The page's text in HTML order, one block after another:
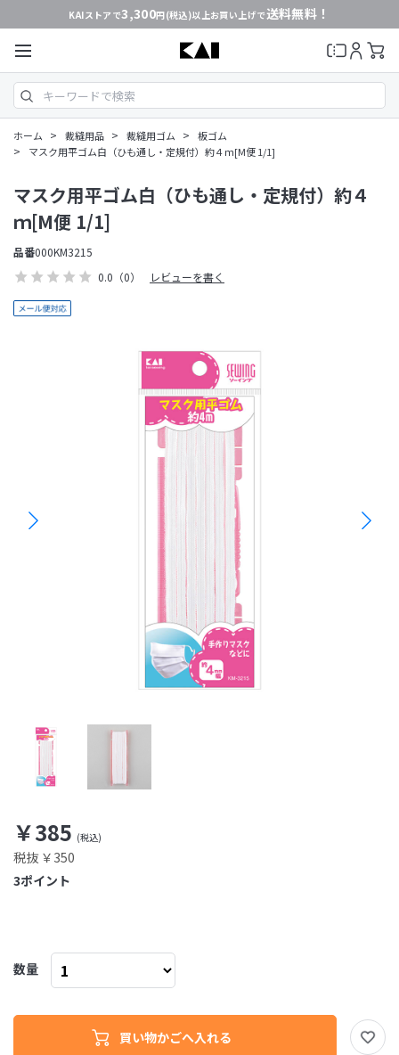
KAIストアで3,300円(税込)以上お買い上げで送料無料！
ホーム > 裁縫用品 > 裁縫用ゴム > 板ゴム
> マスク用平ゴム白（ひも通し・定規付）約４ｍ[M便 1/1]
0.0 （0） レビューを書く
マスク用平ゴム白（ひも通し・定規付）約４
ｍ[M便 1/1]
￥385
税抜 ￥350
品番000KM3215
ポイント
3
数量